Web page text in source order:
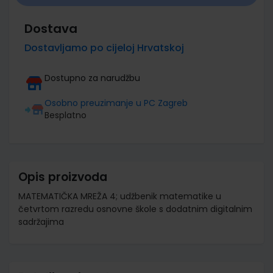
Dostava
Dostavljamo po cijeloj Hrvatskoj
Dostupno za narudžbu
Osobno preuzimanje u PC Zagreb
Besplatno
Opis proizvoda
MATEMATIČKA MREŽA 4; udžbenik matematike u
četvrtom razredu osnovne škole s dodatnim digitalnim
sadržajima